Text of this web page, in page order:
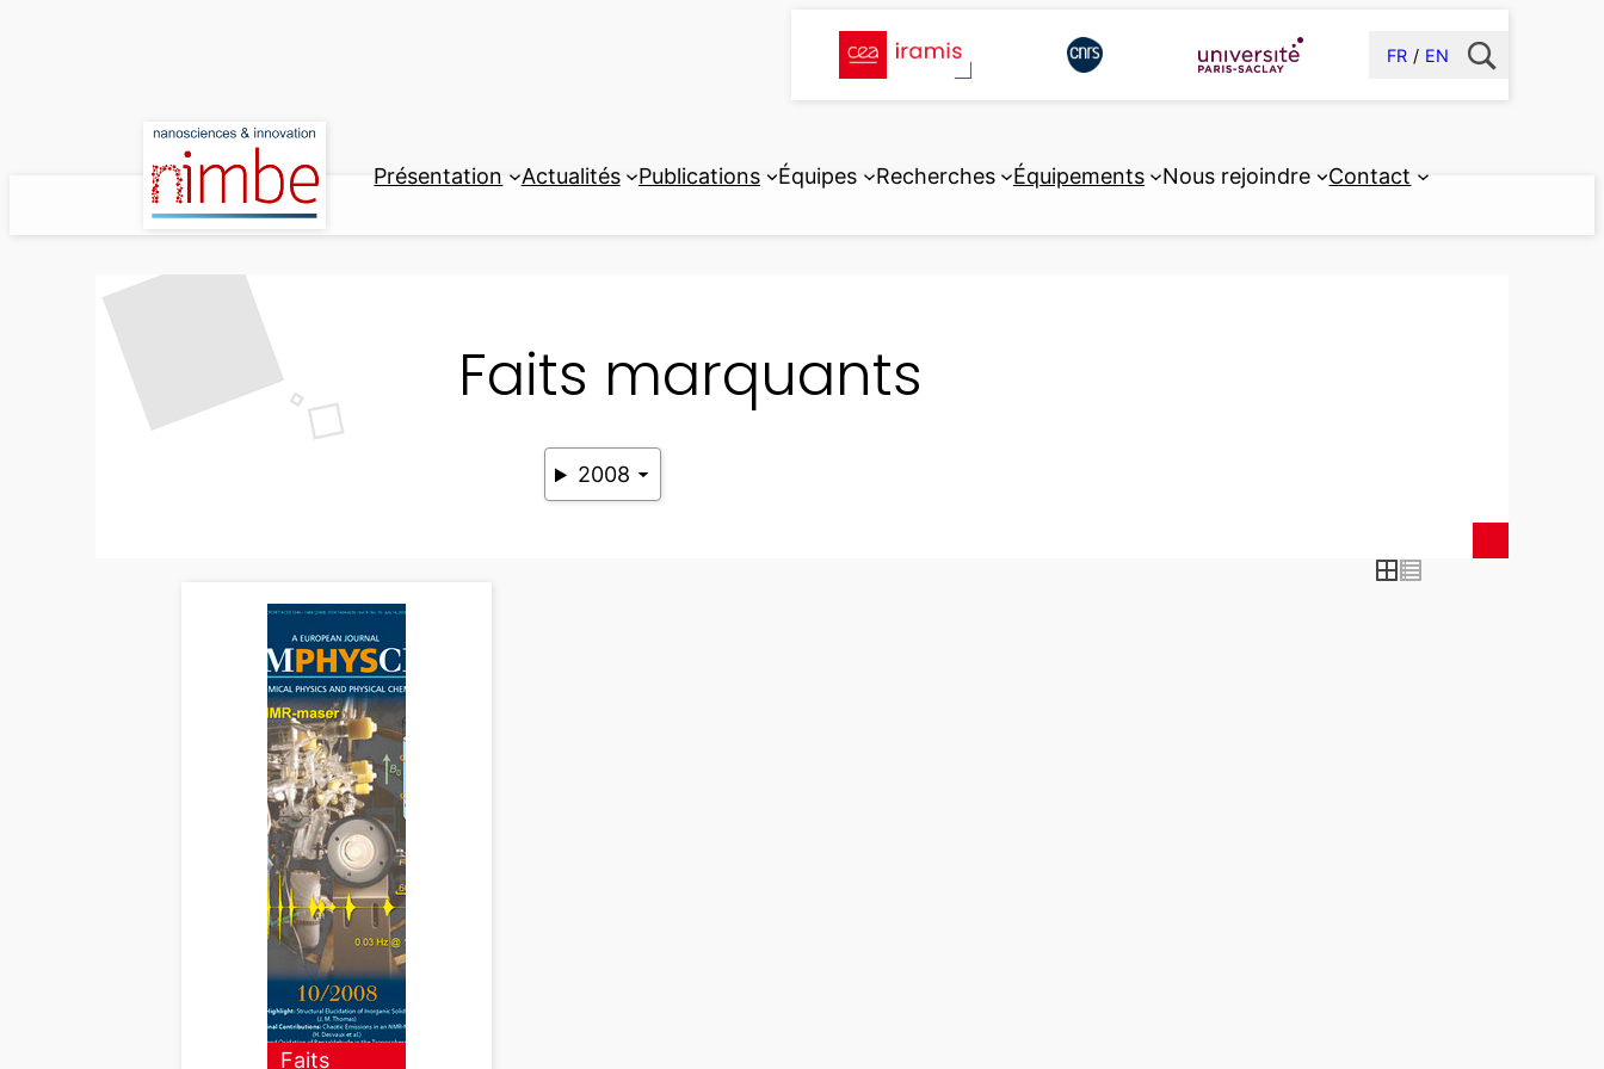
FR EN
Présentation Actualités Publications Équipes Recherches Équipements Nous rejoindre Contact
Faits marquants
2008
Faits